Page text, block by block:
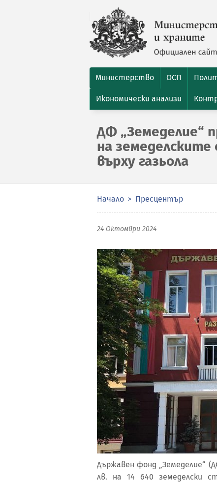
Министерство ОСП
Икономически анализи
ДФ „Земеделие“
на земеделските
върху газьола
Начало Пресцентър
24 Октомври 2024
Държавен фонд „Земеделие“
лв. на 14 640 земеделски